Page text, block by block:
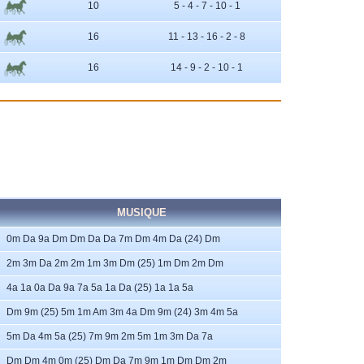
10 5 - 4 - 7 - 10 - 1
16 11 - 13 - 16 - 2 - 8
16 14 - 9 - 2 - 10 - 1
MUSIQUE
0m Da 9a Dm Dm Da Da 7m Dm 4m Da (24) Dm
2m 3m Da 2m 2m 1m 3m Dm (25) 1m Dm 2m Dm
4a 1a 0a Da 9a 7a 5a 1a Da (25) 1a 1a 5a
Dm 9m (25) 5m 1m Am 3m 4a Dm 9m (24) 3m 4m 5a
5m Da 4m 5a (25) 7m 9m 2m 5m 1m 3m Da 7a
Dm Dm 4m 0m (25) Dm Da 7m 9m 1m Dm Dm 2m